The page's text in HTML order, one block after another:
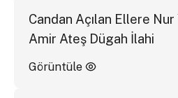
Candan Açılan Ellere Nur
Amir Ateş Dügah İlahi
Görüntüle